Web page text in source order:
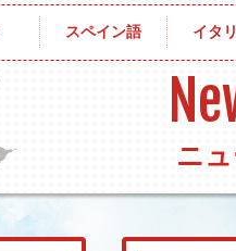
スペイン語 イタ
2/11（月・祝）レッスンあり！
ニ